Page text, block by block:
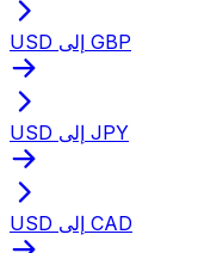
USD إلى GBP
USD إلى JPY
USD إلى CAD